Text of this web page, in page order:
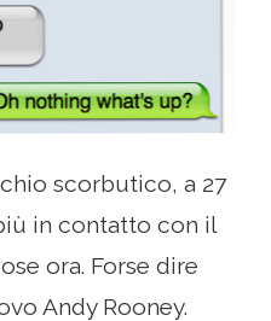
scorbutico, a 27
in contatto con il
ora. Forse dire
Andy Rooney.